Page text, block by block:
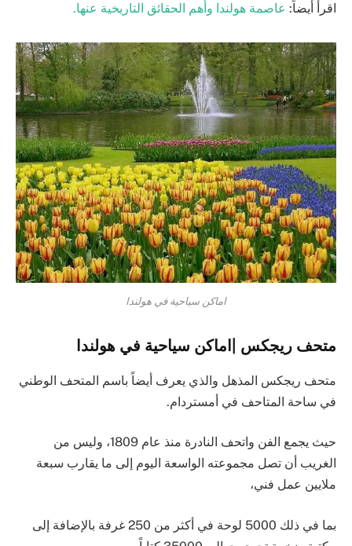
اقرأ أيضاً: عاصمة هولندا وأهم الحقائق التاريخية عنها.
اماكن سياحية في هولندا
متحف ريجكس |اماكن سياحية في هولندا
متحف ريجكس المذهل والذي يعرف أيضاً باسم المتحف الوطني
في ساحة المتاحف في أمستردام.
حيث يجمع الفن واتحف النادرة منذ عام 1809، وليس من
الغريب أن تصل مجموعته الواسعة اليوم إلى ما يقارب سبعة
ملايين عمل فني،
بما في ذلك 5000 لوحة في أكثر من 250 غرفة بالإضافة إلى